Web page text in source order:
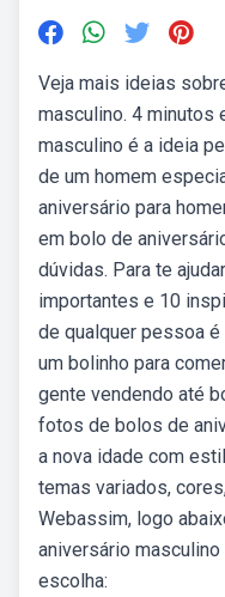
Veja mais ideias
masculino. 4 minutos
masculino é a ideia
de um homem
aniversário para
em bolo de
dúvidas. Para te
importantes e 10
de qualquer pessoa
um bolinho para
gente vendendo até
fotos de bolos de
a nova idade com
temas variados,
Webassim, logo
aniversário
escolha: